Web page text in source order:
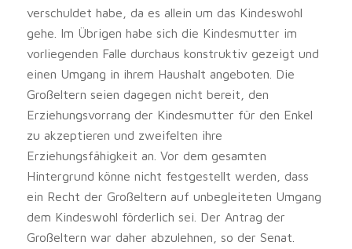
verschuldet habe, da es allein um das Kindeswohl
gehe. Im Übrigen habe sich die Kindesmutter im
vorliegenden Falle durchaus konstruktiv gezeigt und
einen Umgang in ihrem Haushalt angeboten. Die
Großeltern seien dagegen nicht bereit, den
Erziehungsvorrang der Kindesmutter für den Enkel
zu akzeptieren und zweifelten ihre
Erziehungsfähigkeit an. Vor dem gesamten
Hintergrund könne nicht festgestellt werden, dass
ein Recht der Großeltern auf unbegleiteten Umgang
dem Kindeswohl förderlich sei. Der Antrag der
Großeltern war daher abzulehnen, so der Senat.